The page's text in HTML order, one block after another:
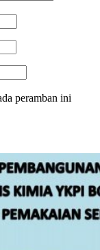
peramban ini